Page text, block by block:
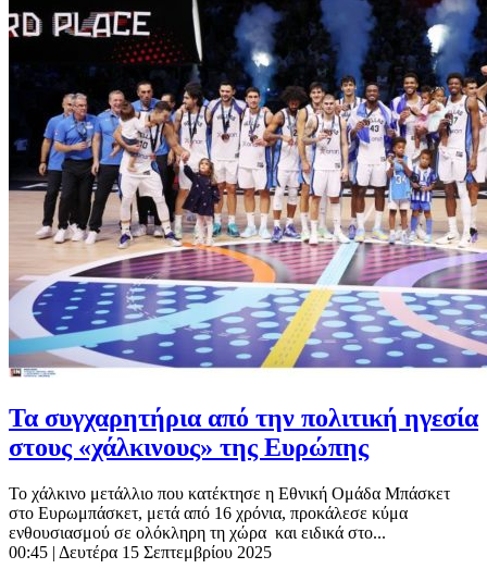
Τα συγχαρητήρια από την πολιτική ηγεσία
στους «χάλκινους» της Ευρώπης
Το χάλκινο μετάλλιο που κατέκτησε η Εθνική Ομάδα Μπάσκετ
στο Ευρωμπάσκετ, μετά από 16 χρόνια, προκάλεσε κύμα
ενθουσιασμού σε ολόκληρη τη χώρα και ειδικά στο...
00:45 | Δευτέρα 15 Σεπτεμβρίου 2025